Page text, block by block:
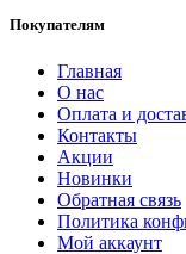
Покупателям
Главная
О нас
Оплата и
Контакты
Акции
Новинки
Обратная связь
Политика
Мой аккаунт